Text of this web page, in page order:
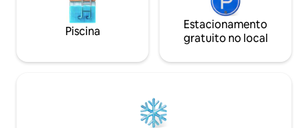
Piscina
Estacionamento
gratuito no local